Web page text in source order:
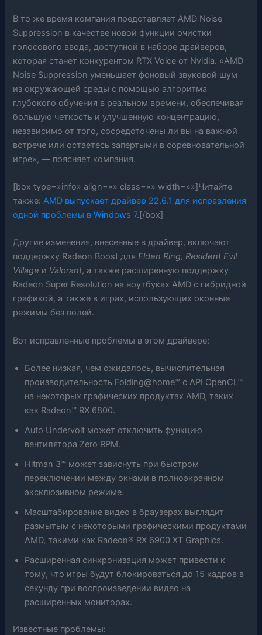
В то же время компания представляет AMD Noise
Suppression в качестве новой функции очистки
голосового ввода, доступной в наборе драйверов,
которая станет конкурентом RTX Voice от Nvidia. «AMD
Noise Suppression уменьшает фоновый звуковой шум
из окружающей среды с помощью алгоритма
глубокого обучения в реальном времени, обеспечивая
большую четкость и улучшенную концентрацию,
независимо от того, сосредоточены ли вы на важной
встрече или остаетесь запертыми в соревновательной
игре», — поясняет компания.
[box type=»info» align=»» class=»» width=»»]Читайте
также:AMD выпускает драйвер 22.6.1 для исправления
одной проблемы в Windows 7.[/box]
Другие изменения, внесенные в драйвер, включают
поддержку Radeon Boost дляElden Ring, Resident Evil
Village и Valorant, а также расширенную поддержку
Radeon Super Resolution на ноутбуках AMD с гибридной
графикой, а также в играх, использующих оконные
режимы без полей.
Вот исправленные проблемы в этом драйвере:
Более низкая, чем ожидалось, вычислительная
производительность Folding@home™ с API OpenCL™
на некоторых графических продуктах AMD, таких
как Radeon™ RX 6800.
Auto Undervolt может отключить функцию
вентилятора Zero RPM.
Hitman 3™ может зависнуть при быстром
переключении между окнами в полноэкранном
эксклюзивном режиме.
Масштабирование видео в браузерах выглядит
размытым с некоторыми графическими продуктами
AMD, такими как Radeon® RX 6900 XT Graphics.
Расширенная синхронизация может привести к
тому, что игры будут блокироваться до 15 кадров в
секунду при воспроизведении видео на
расширенных мониторах.
Известные проблемы: